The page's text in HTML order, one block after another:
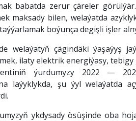
babatda zerur çäreler
maksady bilen, welaýatda
boýunça degişli işler
welaýatyň çägindäki ýaşaýyş
ilaty elektrik energiýasy,
ýurdumyzy 2022 —
laýyklykda, şu ýyl welaýatda
ykdysady ösüşinde oba